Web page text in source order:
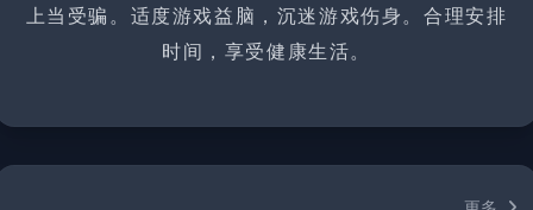
上当受骗。适度游戏益脑，沉迷游戏伤身。合理安排
时间，享受健康生活。